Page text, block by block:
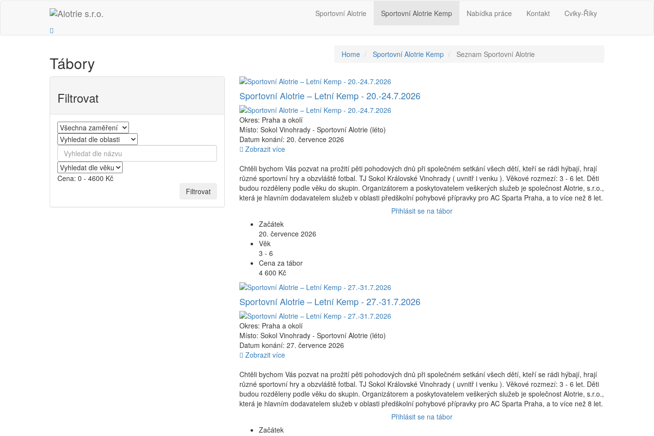
Sportovní Alotrie Sportovní Alotrie Kemp Nabídka práce Kontakt Cviky-Říky
Tábory Home Sportovní Alotrie Kemp Seznam Sportovní Alotrie
Filtrovat
Cena: 0 - 4600 Kč
Sportovní Alotrie – Letní Kemp - 20.-24.7.2026
Okres: Praha a okolí
Místo: Sokol Vinohrady - Sportovní Alotrie (léto)
Datum konání: 20. července 2026
Zobrazit více
Chtěli bychom Vás pozvat na prožití pěti pohodových dnů při společném setkání všech dětí, kteří se rádi hýbají, hrají
různé sportovní hry a obzvláště fotbal. TJ Sokol Královské Vinohrady ( uvnitř i venku ). Věkové rozmezí: 3 - 6 let. Děti
budou rozděleny podle věku do skupin. Organizátorem a poskytovatelem veškerých služeb je společnost Alotrie, s.r.o.,
která je hlavním dodavatelem služeb v oblasti předškolní pohybové přípravky pro AC Sparta Praha, a to více než 8 let.
Přihlásit se na tábor
Začátek
20. července 2026
Věk
3 - 6
Cena za tábor
4 600 Kč
Sportovní Alotrie – Letní Kemp - 27.-31.7.2026
Okres: Praha a okolí
Místo: Sokol Vinohrady - Sportovní Alotrie (léto)
Datum konání: 27. července 2026
Zobrazit více
Chtěli bychom Vás pozvat na prožití pěti pohodových dnů při společném setkání všech dětí, kteří se rádi hýbají, hrají
různé sportovní hry a obzvláště fotbal. TJ Sokol Královské Vinohrady ( uvnitř i venku ). Věkové rozmezí: 3 - 6 let. Děti
budou rozděleny podle věku do skupin. Organizátorem a poskytovatelem veškerých služeb je společnost Alotrie, s.r.o.,
která je hlavním dodavatelem služeb v oblasti předškolní pohybové přípravky pro AC Sparta Praha, a to více než 8 let.
Přihlásit se na tábor
Začátek